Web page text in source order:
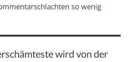
so wenig
wird von der